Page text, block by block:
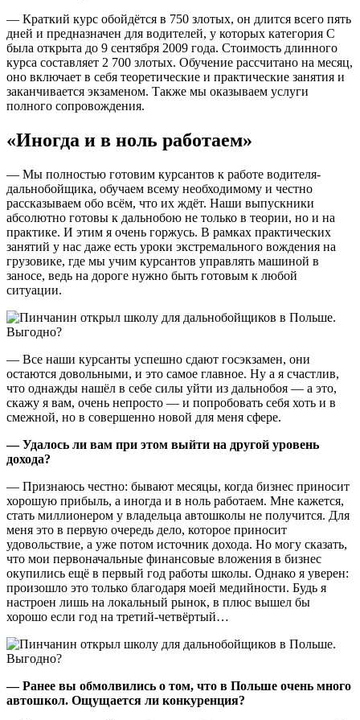
— Краткий курс обойдётся в 750 злотых, он длится всего пять
дней и предназначен для водителей, у которых категория С
была открыта до 9 сентября 2009 года. Стоимость длинного
курса составляет 2 700 злотых. Обучение рассчитано на месяц,
оно включает в себя теоретические и практические занятия и
заканчивается экзаменом. Также мы оказываем услуги
полного сопровождения.
«Иногда и в ноль работаем»
— Мы полностью готовим курсантов к работе водителя-
дальнобойщика, обучаем всему необходимому и честно
рассказываем обо всём, что их ждёт. Наши выпускники
абсолютно готовы к дальнобою не только в теории, но и на
практике. И этим я очень горжусь. В рамках практических
занятий у нас даже есть уроки экстремального вождения на
грузовике, где мы учим курсантов управлять машиной в
заносе, ведь на дороге нужно быть готовым к любой
ситуации.
— Все наши курсанты успешно сдают госэкзамен, они
остаются довольными, и это самое главное. Ну а я счастлив,
что однажды нашёл в себе силы уйти из дальнобоя — а это,
скажу я вам, очень непросто — и попробовать себя хоть и в
смежной, но в совершенно новой для меня сфере.
— Удалось ли вам при этом выйти на другой уровень
дохода?
— Признаюсь честно: бывают месяцы, когда бизнес приносит
хорошую прибыль, а иногда и в ноль работаем. Мне кажется,
стать миллионером у владельца автошколы не получится. Для
меня это в первую очередь дело, которое приносит
удовольствие, а уже потом источник дохода. Но могу сказать,
что мои первоначальные финансовые вложения в бизнес
окупились ещё в первый год работы школы. Однако я уверен:
произошло это только благодаря моей медийности. Будь я
настроен лишь на локальный рынок, в плюс вышел бы
хорошо если год на третий-четвёртый…
— Ранее вы обмолвились о том, что в Польше очень много
автошкол. Ощущается ли конкуренция?